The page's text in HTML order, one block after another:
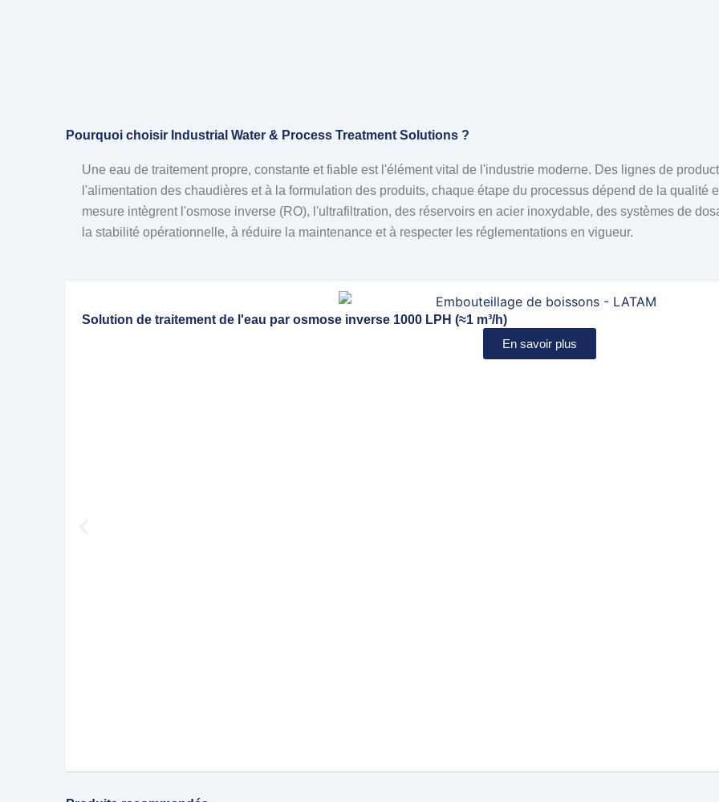
Pourquoi choisir Industrial Water & Process Treatment Solutions ?
Une eau de traitement propre, constante et fiable est l'élément vital de l'industrie moderne. Des lignes de
l'alimentation des chaudières et à la formulation des produits, chaque étape du processus dépend de la
mesure intègrent l'osmose inverse (RO), l'ultrafiltration, des réservoirs en acier inoxydable, des systèmes de
la stabilité opérationnelle, à réduire la maintenance et à respecter les réglementations en vigueur.
Solution de traitement de l'eau par osmose inverse 1000 LPH (≈1 m³/h)
En savoir plus